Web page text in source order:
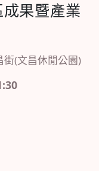
果暨產業
(文昌休閒公園)